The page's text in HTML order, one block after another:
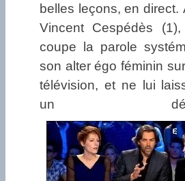
belles leçons, en direct.
Vincent Cespédès
coupe la parole
son alter égo féminin
télévision, et ne lui